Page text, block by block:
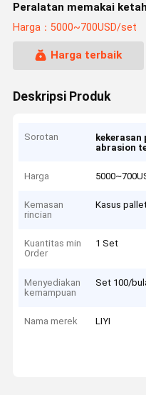
Peralatan memakai
Harga：5000~700USD/set
Harga terbaik
Deskripsi Produk
Sorotan kekerasan
abrasion
Harga
Kemasan
rincian
Kasus
Kuantitas min
Order
1 Set
Menyediakan
kemampuan
Set 100/
Nama merek LIYI